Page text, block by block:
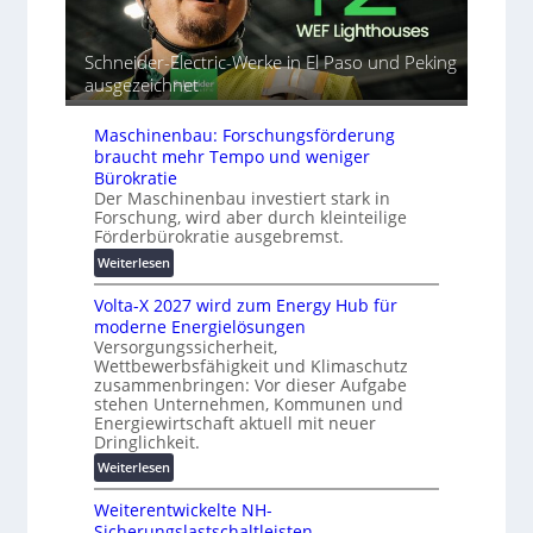
t
o
m
a
t
s
i
e
r
u
n
g
s
l
ö
s
u
n
g
e
n
l
r
e
i
h
e
d
e
t
G
e
ä
t
e
s
c
h
u
z
u
n
d
d
i
g
i
t
a
Schneider-Electric-Werke in El Paso und Peking
ausgezeichnet
Maschinenbau: Forschungsförderung
braucht mehr Tempo und weniger
Bürokratie
Der Maschinenbau investiert stark in
Forschung, wird aber durch kleinteilige
Förderbürokratie ausgebremst.
Weiterlesen:
M
a
s
c
h
i
n
e
n
b
u
Volta-X 2027 wird zum Energy Hub für
moderne Energielösungen
Versorgungssicherheit,
Wettbewerbsfähigkeit und Klimaschutz
zusammenbringen: Vor dieser Aufgabe
stehen Unternehmen, Kommunen und
Energiewirtschaft aktuell mit neuer
Dringlichkeit.
Weiterlesen:
V
o
Weiterentwickelte NH-